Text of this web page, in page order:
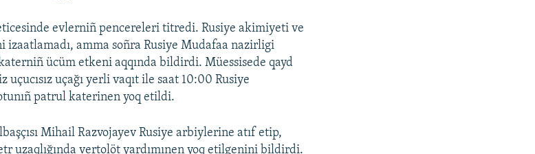
evlerniñ pencereleri titredi. Rusiye akimiyeti ve
izaatlamadı, amma soñra Rusiye Mudafaa nazirligi
katerniñ ücüm etkeni aqqında bildirdi. Müessisede qayd
uçağı yerli vaqıt ile saat 10:00 Rusiye
patrul katerinen yoq etildi.
Mihail Razvojayev Rusiye arbiylerine atıf etip,
uzaqlığında vertolöt yardımınen yoq etilgenini bildirdi.